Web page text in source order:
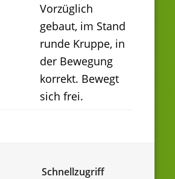
Vorzüglich
gebaut, im Stand
runde Kruppe, in
der Bewegung
korrekt. Bewegt
sich frei.
Schnellzugriff